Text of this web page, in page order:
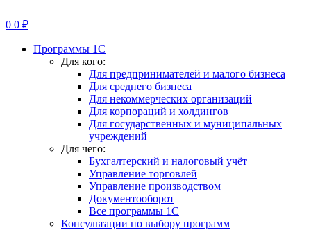
0 0 ₽
Программы 1С
Для кого:
Для предпринимателей и малого бизнеса
Для среднего бизнеса
Для некоммерческих организаций
Для корпораций и холдингов
Для государственных и муниципальных
учреждений
Для чего:
Бухгалтерский и налоговый учёт
Управление торговлей
Управление производством
Документооборот
Все программы 1С
Консультации по выбору программ